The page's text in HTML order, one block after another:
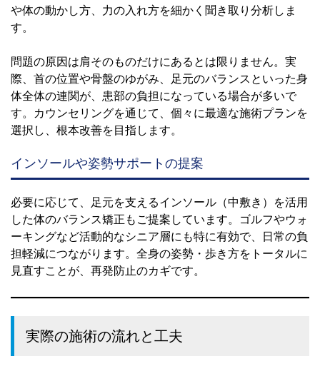
や体の動かし方、力の入れ方を細かく聞き取り分析しま
す。
問題の原因は肩そのものだけにあるとは限りません。実
際、首の位置や骨盤のゆがみ、足元のバランスといった身
体全体の連関が、患部の負担になっている場合が多いで
す。カウンセリングを通じて、個々に最適な施術プランを
選択し、根本改善を目指します。
インソールや姿勢サポートの提案
必要に応じて、足元を支えるインソール（中敷き）を活用
した体のバランス矯正もご提案しています。ゴルフやウォ
ーキングなど活動的なシニア層にも特に有効で、日常の負
担軽減につながります。全身の姿勢・歩き方をトータルに
見直すことが、再発防止のカギです。
実際の施術の流れと工夫